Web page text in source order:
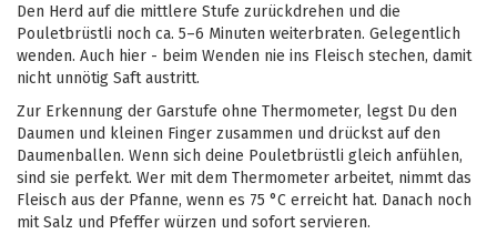
Den Herd auf die mittlere Stufe zurückdrehen und die
Pouletbrüstli noch ca. 5–6 Minuten weiterbraten. Gelegentlich
wenden. Auch hier - beim Wenden nie ins Fleisch stechen, damit
nicht unnötig Saft austritt.
Zur Erkennung der Garstufe ohne Thermometer, legst Du den
Daumen und kleinen Finger zusammen und drückst auf den
Daumenballen. Wenn sich deine Pouletbrüstli gleich anfühlen,
sind sie perfekt. Wer mit dem Thermometer arbeitet, nimmt das
Fleisch aus der Pfanne, wenn es 75 °C erreicht hat. Danach noch
mit Salz und Pfeffer würzen und sofort servieren.